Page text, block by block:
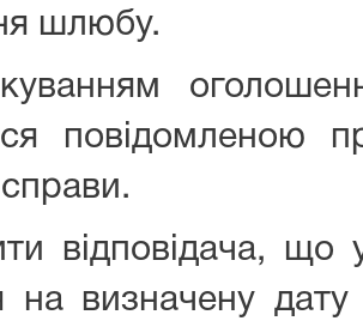
шлюбу.
повідомленою
відповідача,
на визначену